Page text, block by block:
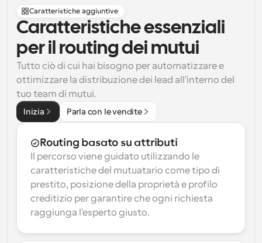
Caratteristiche aggiuntive
Caratteristiche essenziali
per il routing dei mutui
Tutto ciò di cui hai bisogno per automatizzare e
ottimizzare la distribuzione dei lead all'interno del
tuo team di mutui.
Inizia Parla con le vendite
Routing basato su attributi
Il percorso viene guidato utilizzando le
caratteristiche del mutuatario come tipo di
prestito, posizione della proprietà e profilo
creditizio per garantire che ogni richiesta
raggiunga l'esperto giusto.